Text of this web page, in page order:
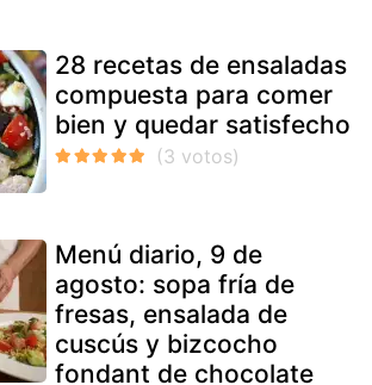
28 recetas de ensaladas
compuesta para comer
bien y quedar satisfecho
Menú diario, 9 de
agosto: sopa fría de
fresas, ensalada de
cuscús y bizcocho
fondant de chocolate